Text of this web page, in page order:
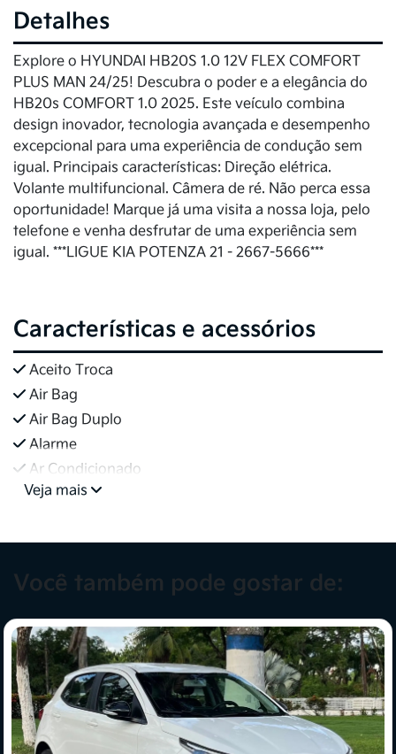
Detalhes
Explore o HYUNDAI HB20S 1.0 12V FLEX COMFORT
PLUS MAN 24/25! Descubra o poder e a elegância do
HB20s COMFORT 1.0 2025. Este veículo combina
design inovador, tecnologia avançada e desempenho
excepcional para uma experiência de condução sem
igual. Principais características: Direção elétrica.
Volante multifuncional. Câmera de ré. Não perca essa
oportunidade! Marque já uma visita a nossa loja, pelo
telefone e venha desfrutar de uma experiência sem
igual. ***LIGUE KIA POTENZA 21 - 2667-5666***
Características e acessórios
Aceito Troca
Air Bag
Air Bag Duplo
Alarme
Ar Condicionado
Veja mais
Você também pode gostar de: